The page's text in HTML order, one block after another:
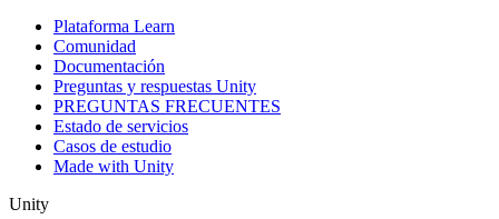
Plataforma Learn
Comunidad
Documentación
Preguntas y respuestas Unity
PREGUNTAS FRECUENTES
Estado de servicios
Casos de estudio
Made with Unity
Unity